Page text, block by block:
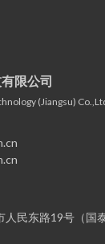
限公司
(Jiangsu)
人民东路19号（国